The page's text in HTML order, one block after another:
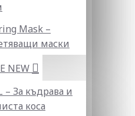
Mask –
маски
NEW
– За къдрава и
коса